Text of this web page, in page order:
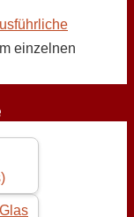
einzelnen